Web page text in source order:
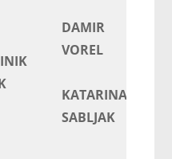
DAMIR
VOREL
KATARINA
SABLJAK